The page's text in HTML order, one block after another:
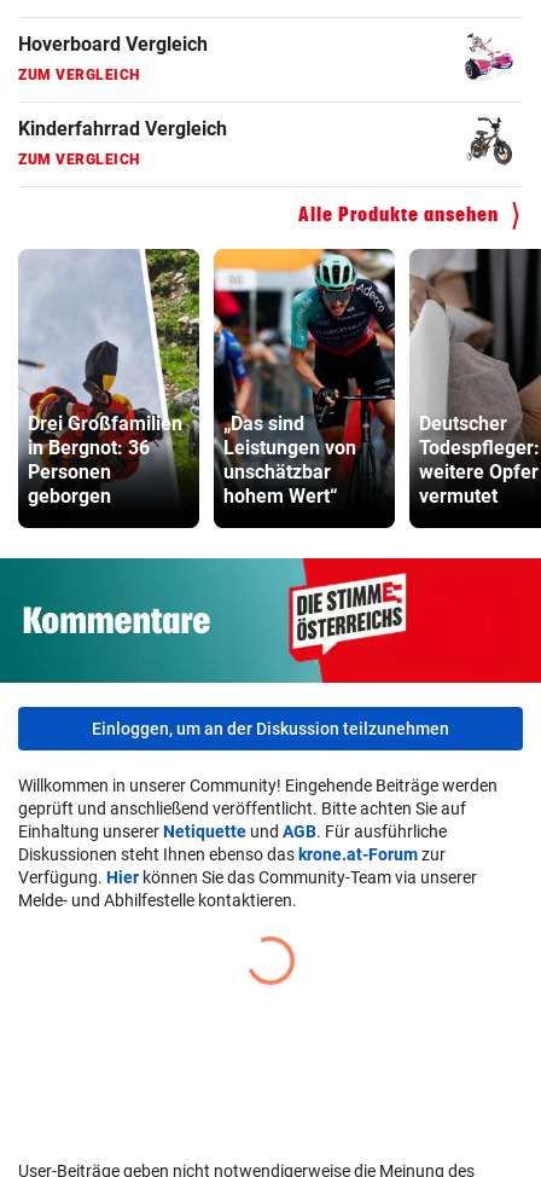
Hoverboard Vergleich
ZUM VERGLEICH
Kinderfahrrad Vergleich
ZUM VERGLEICH
Alle Produkte ansehen
Drei Großfamilien
in Bergnot: 36
Personen
geborgen
„Das sind
Leistungen von
unschätzbar
hohem Wert“
Deutscher
weitere Opfer
vermutet
Einloggen, um an der Diskussion teilzunehmen
Willkommen in unserer Community! Eingehende Beiträge werden
geprüft und anschließend veröffentlicht. Bitte achten Sie auf
Einhaltung unsererNetiquette und AGB. Für ausführliche
Diskussionen steht Ihnen ebenso das krone.at-Forumzur
Verfügung. Hier können Sie das Community-Team via unserer
Melde- und Abhilfestelle kontaktieren.
User-Beiträge geben nicht notwendigerweise die Meinung des